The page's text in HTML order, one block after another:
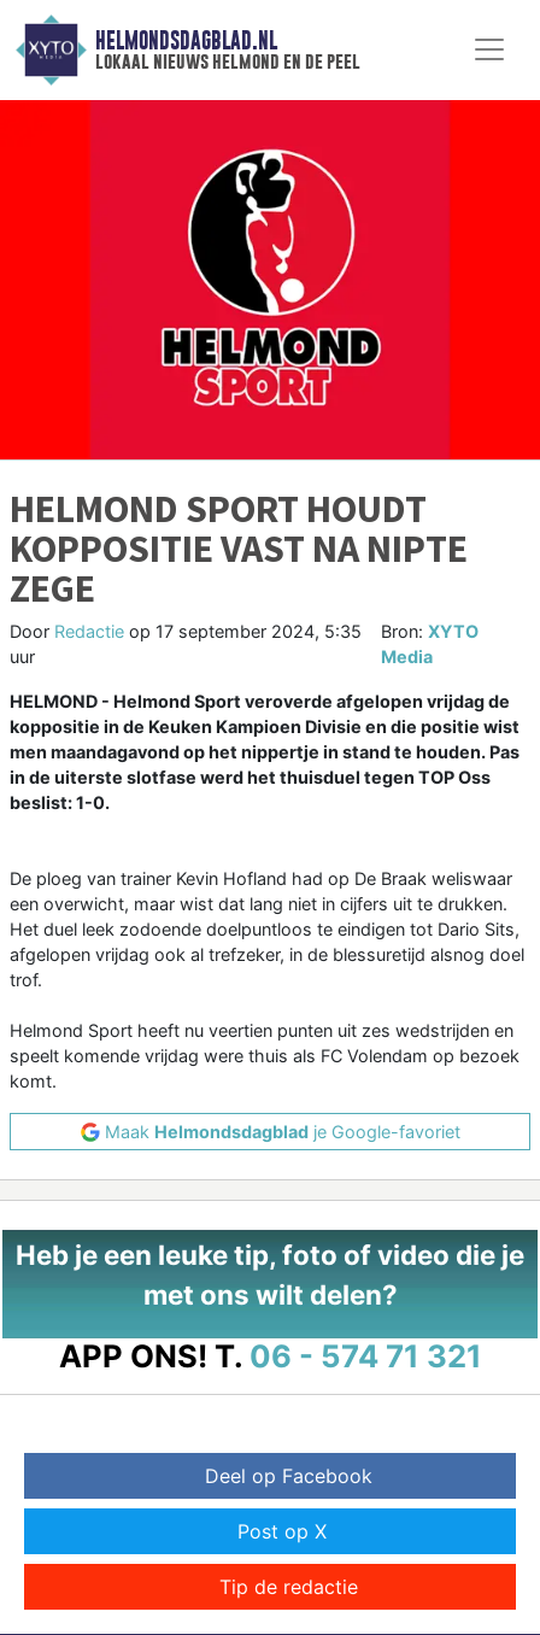
HELMONDSDAGBLAD.NL
lokaal nieuws helmond en de peel
HELMOND SPORT HOUDT
KOPPOSITIE VAST NA NIPTE
ZEGE
Door Redactie op 17 september 2024, 5:35
uur
Bron:XYTO
Media
HELMOND - Helmond Sport veroverde afgelopen vrijdag de
koppositie in de Keuken Kampioen Divisie en die positie wist
men maandagavond op het nippertje in stand te houden. Pas
in de uiterste slotfase werd het thuisduel tegen TOP Oss
beslist: 1-0.
De ploeg van trainer Kevin Hofland had op De Braak weliswaar
een overwicht, maar wist dat lang niet in cijfers uit te drukken.
Het duel leek zodoende doelpuntloos te eindigen tot Dario Sits,
afgelopen vrijdag ook al trefzeker, in de blessuretijd alsnog doel
trof.
Helmond Sport heeft nu veertien punten uit zes wedstrijden en
speelt komende vrijdag were thuis als FC Volendam op bezoek
komt.
Maak Helmondsdagbladje Google-favoriet
Heb je een leuke tip, foto of video die je
met ons wilt delen?
APP ONS! T. 06 - 574 71 321
Deel op Facebook
Post op X
Tip de redactie